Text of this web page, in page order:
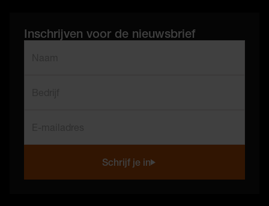
Inschrijven voor de nieuwsbrief
Schrijf je in